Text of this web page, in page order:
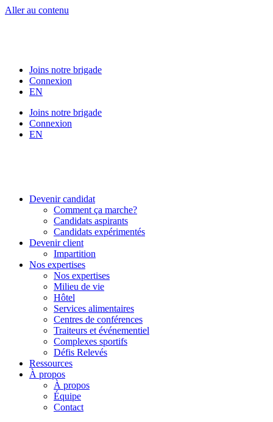
Aller au contenu
Joins notre brigade
Connexion
EN
Joins notre brigade
Connexion
EN
Devenir candidat
Comment ça marche?
Candidats aspirants
Candidats expérimentés
Devenir client
Impartition
Nos expertises
Nos expertises
Milieu de vie
Hôtel
Services alimentaires
Centres de conférences
Traiteurs et événementiel
Complexes sportifs
Défis Relevés
Ressources
À propos
À propos
Équipe
Contact